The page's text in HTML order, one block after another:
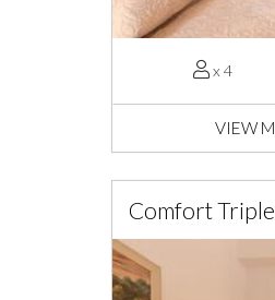
x 4
VIEW
Comfort